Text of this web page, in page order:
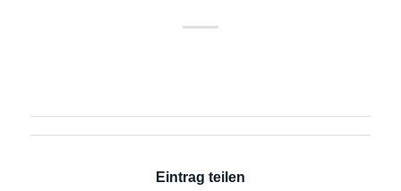
Eintrag teilen